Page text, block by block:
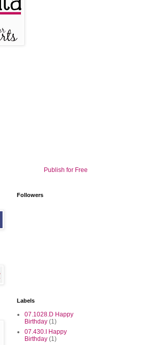
Publish for Free
Followers
Labels
07.1028.D Happy
Birthday (1)
07.430.I Happy
Birthday (1)